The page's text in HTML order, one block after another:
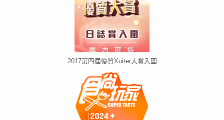
2017第四屆優質Xuiter大賞入圍